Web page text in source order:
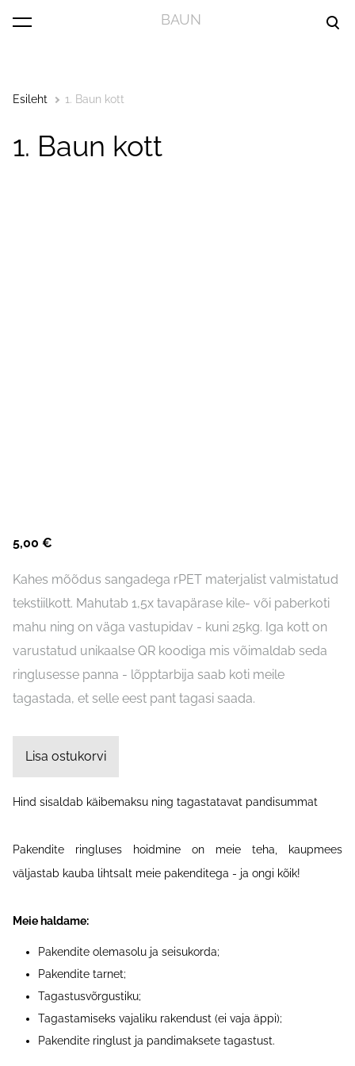
BAUN
lisati ostukorvi.
Esileht 1. Baun kott
1. Baun kott
5,00 €
Kahes mõõdus sangadega rPET materjalist valmistatud
tekstiilkott. Mahutab 1,5x tavapärase kile- või paberkoti
mahu ning on väga vastupidav - kuni 25kg. Iga kott on
varustatud unikaalse QR koodiga mis võimaldab seda
ringlusesse panna - lõpptarbija saab koti meile
tagastada, et selle eest pant tagasi saada.
Lisa ostukorvi
Hind sisaldab käibemaksu ning tagastatavat pandisummat
Pakendite ringluses hoidmine on meie teha, kaupmees
väljastab kauba lihtsalt meie pakenditega - ja ongi kõik!
Meie haldame:
Pakendite olemasolu ja seisukorda;
Pakendite tarnet;
Tagastusvõrgustiku;
Tagastamiseks vajaliku rakendust (ei vaja äppi);
Pakendite ringlust ja pandimaksete tagastust.